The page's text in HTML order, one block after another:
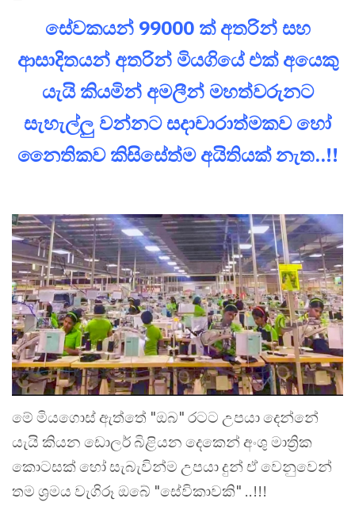
සේවකයන් 99000 ක් අතරින් සහ
ආසාදිතයන් අතරින් මියගියේ එක් අයෙකු
යැයි කියමින් අමලීන් මහත්වරුනට
සැහැල්ලු වන්නට සදාචාරාත්මකව හෝ
නෛතිකව කිසිසේත්ම අයිතියක් නැත..!!
මේ මියගොස් ඇත්තේ "ඔබ" රටට උපයා දෙන්නේ
යැයි කියන ඩොලර් බිළියන දෙකෙන් අංශු මාත්‍රික
කොටසක් හෝ සැබැවින්ම උපයා දුන් ඒ වෙනුවෙන්
තම ශ්‍රමය වැගිරූ ඔබේ "සේවිකාවකි" ..!!!